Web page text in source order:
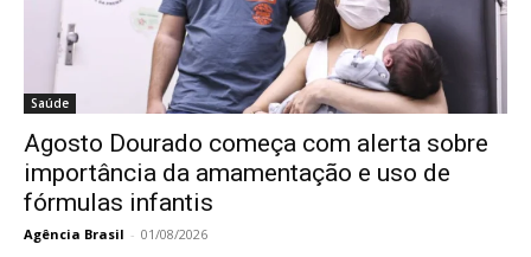
Saúde
Agosto Dourado começa com alerta sobre
importância da amamentação e uso de
fórmulas infantis
Agência Brasil - 01/08/2026